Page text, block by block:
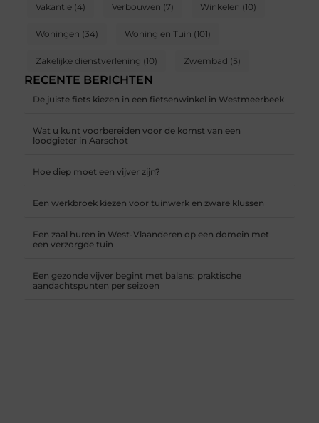
Vakantie (4) Verbouwen (7) Winkelen (10)
Woningen (34) Woning en Tuin (101)
Zakelijke dienstverlening (10) Zwembad (5)
RECENTE BERICHTEN
De juiste fiets kiezen in een fietsenwinkel in Westmeerbeek
Wat u kunt voorbereiden voor de komst van een
loodgieter in Aarschot
Hoe diep moet een vijver zijn?
Een werkbroek kiezen voor tuinwerk en zware klussen
Een zaal huren in West-Vlaanderen op een domein met
een verzorgde tuin
Een gezonde vijver begint met balans: praktische
aandachtspunten per seizoen